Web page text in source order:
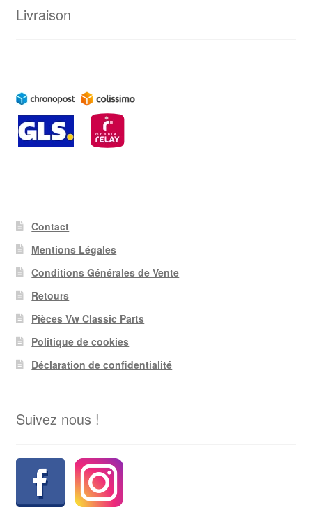
Livraison
Contact
Mentions Légales
Conditions Générales de Vente
Retours
Pièces Vw Classic Parts
Politique de cookies
Déclaration de confidentialité
Suivez nous !